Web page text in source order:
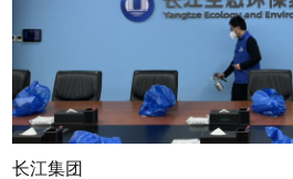
长江集团
成中核汇能河北新能源有限
理并于2023年6月22日圆满
查看详情